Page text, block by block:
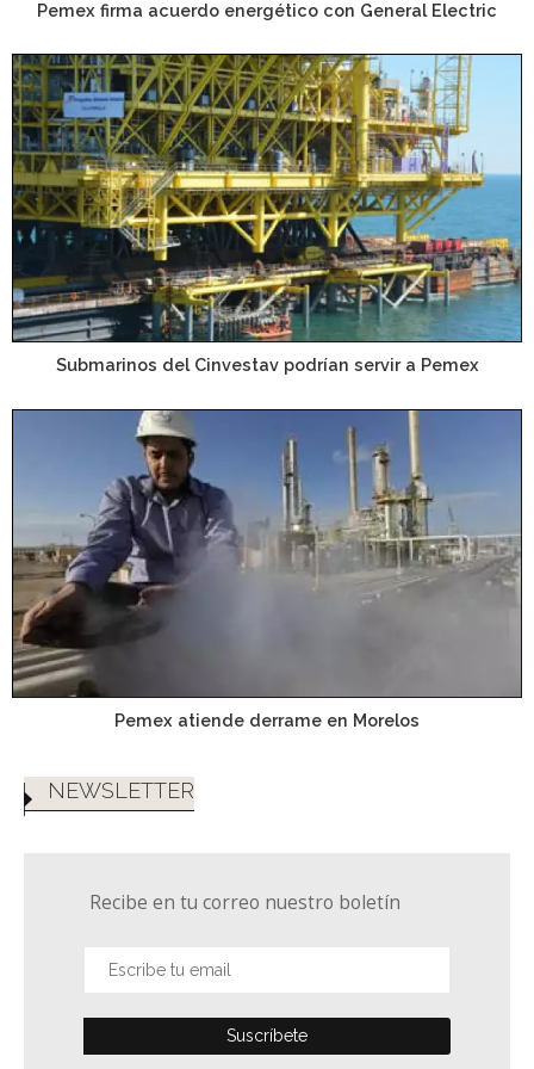
Pemex firma acuerdo energético con General Electric
Submarinos del Cinvestav podrían servir a Pemex
Pemex atiende derrame en Morelos
NEWSLETTER
Recibe en tu correo nuestro boletín